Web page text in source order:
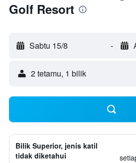
Golf Resort
Sabtu 15/8 -
2 tetamu, 1 bilik
Bilik Superior, jenis katil
tidak diketahui